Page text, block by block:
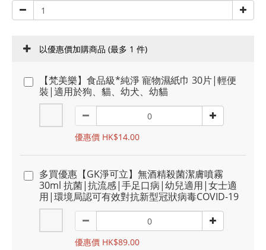
以優惠價加購商品 (最多 1 件)
【梵美樂】食品級*純淨 寵物濕紙巾 30片|輕便
裝|適用於狗、貓、幼犬、幼貓
優惠價 HK$14.00
多買優惠【GK淨可立】無酒精殺菌潔膚噴霧
30ml 抗菌|抗流感|手足口病|幼兒適用|女士適
用|環境局認可有效對抗新型冠狀病毒COVID-19
優惠價 HK$89.00